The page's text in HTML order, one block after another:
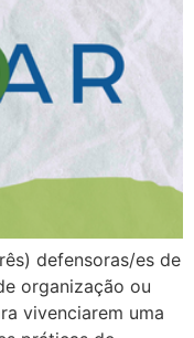
defensoras/es de
organização ou
vivenciarem uma